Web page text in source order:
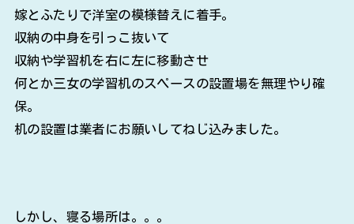
嫁とふたりで洋室の模様替えに着手。
収納の中身を引っこ抜いて
収納や学習机を右に左に移動させ
何とか三女の学習机のスペースの設置場を無理やり確
保。
机の設置は業者にお願いしてねじ込みました。
しかし、寝る場所は。。。